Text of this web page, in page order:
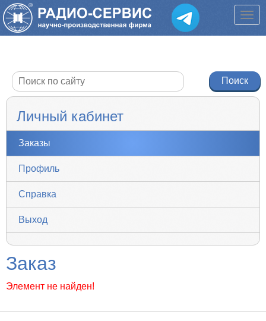
Личный кабинет
Заказы
Профиль
Справка
Выход
Заказ
Элемент не найден!